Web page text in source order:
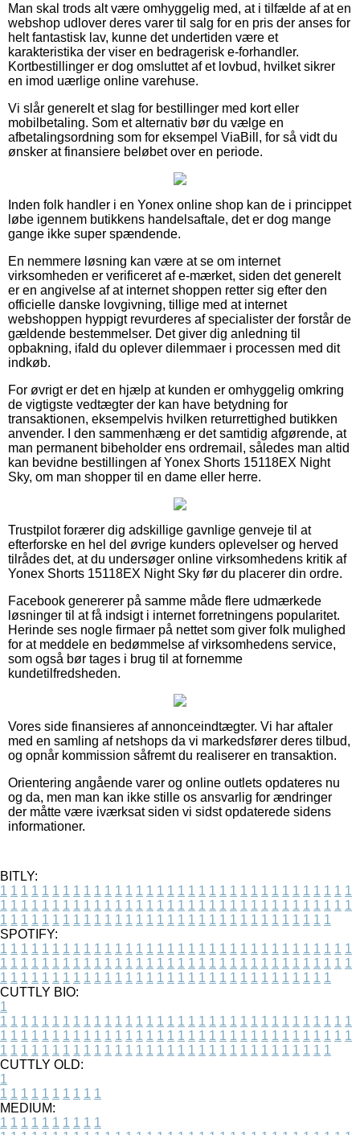
Man skal trods alt være omhyggelig med, at i tilfælde af at en
webshop udlover deres varer til salg for en pris der anses for
helt fantastisk lav, kunne det undertiden være et
karakteristika der viser en bedragerisk e-forhandler.
Kortbestillinger er dog omsluttet af et lovbud, hvilket sikrer
en imod uærlige online varehuse.
Vi slår generelt et slag for bestillinger med kort eller
mobilbetaling. Som et alternativ bør du vælge en
afbetalingsordning som for eksempel ViaBill, for så vidt du
ønsker at finansiere beløbet over en periode.
Inden folk handler i en Yonex online shop kan de i princippet
løbe igennem butikkens handelsaftale, det er dog mange
gange ikke super spændende.
En nemmere løsning kan være at se om internet
virksomheden er verificeret af e-mærket, siden det generelt
er en angivelse af at internet shoppen retter sig efter den
officielle danske lovgivning, tillige med at internet
webshoppen hyppigt revurderes af specialister der forstår de
gældende bestemmelser. Det giver dig anledning til
opbakning, ifald du oplever dilemmaer i processen med dit
indkøb.
For øvrigt er det en hjælp at kunden er omhyggelig omkring
de vigtigste vedtægter der kan have betydning for
transaktionen, eksempelvis hvilken returrettighed butikken
anvender. I den sammenhæng er det samtidig afgørende, at
man permanent bibeholder ens ordremail, således man altid
kan bevidne bestillingen af Yonex Shorts 15118EX Night
Sky, om man shopper til en dame eller herre.
Trustpilot forærer dig adskillige gavnlige genveje til at
efterforske en hel del øvrige kunders oplevelser og herved
tilrådes det, at du undersøger online virksomhedens kritik af
Yonex Shorts 15118EX Night Sky før du placerer din ordre.
Facebook genererer på samme måde flere udmærkede
løsninger til at få indsigt i internet forretningens popularitet.
Herinde ses nogle firmaer på nettet som giver folk mulighed
for at meddele en bedømmelse af virksomhedens service,
som også bør tages i brug til at fornemme
kundetilfredsheden.
Vores side finansieres af annonceindtægter. Vi har aftaler
med en samling af netshops da vi markedsfører deres tilbud,
og opnår kommission såfremt du realiserer en transaktion.
Orientering angående varer og online outlets opdateres nu
og da, men man kan ikke stille os ansvarlig for ændringer
der måtte være iværksat siden vi sidst opdaterede sidens
informationer.
BITLY:
1 1 1 1 1 1 1 1 1 1 1 1 1 1 1 1 1 1 1 1 1 1 1 1 1 1 1 1 1 1 1 1 1 1
1 1 1 1 1 1 1 1 1 1 1 1 1 1 1 1 1 1 1 1 1 1 1 1 1 1 1 1 1 1 1 1 1 1
1 1 1 1 1 1 1 1 1 1 1 1 1 1 1 1 1 1 1 1 1 1 1 1 1 1 1 1 1 1 1 1
SPOTIFY:
1 1 1 1 1 1 1 1 1 1 1 1 1 1 1 1 1 1 1 1 1 1 1 1 1 1 1 1 1 1 1 1 1 1
1 1 1 1 1 1 1 1 1 1 1 1 1 1 1 1 1 1 1 1 1 1 1 1 1 1 1 1 1 1 1 1 1 1
1 1 1 1 1 1 1 1 1 1 1 1 1 1 1 1 1 1 1 1 1 1 1 1 1 1 1 1 1 1 1 1
CUTTLY BIO:
1
1 1 1 1 1 1 1 1 1 1 1 1 1 1 1 1 1 1 1 1 1 1 1 1 1 1 1 1 1 1 1 1 1 1
1 1 1 1 1 1 1 1 1 1 1 1 1 1 1 1 1 1 1 1 1 1 1 1 1 1 1 1 1 1 1 1 1 1
1 1 1 1 1 1 1 1 1 1 1 1 1 1 1 1 1 1 1 1 1 1 1 1 1 1 1 1 1 1 1 1
CUTTLY OLD:
1
1 1 1 1 1 1 1 1 1 1
MEDIUM:
1 1 1 1 1 1 1 1 1 1